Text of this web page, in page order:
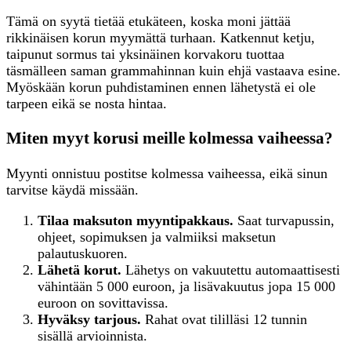
Tämä on syytä tietää etukäteen, koska moni jättää
rikkinäisen korun myymättä turhaan. Katkennut ketju,
taipunut sormus tai yksinäinen korvakoru tuottaa
täsmälleen saman grammahinnan kuin ehjä vastaava esine.
Myöskään korun puhdistaminen ennen lähetystä ei ole
tarpeen eikä se nosta hintaa.
Miten myyt korusi meille kolmessa vaiheessa?
Myynti onnistuu postitse kolmessa vaiheessa, eikä sinun
tarvitse käydä missään.
Tilaa maksuton myyntipakkaus. Saat turvapussin,
ohjeet, sopimuksen ja valmiiksi maksetun
palautuskuoren.
Lähetä korut. Lähetys on vakuutettu automaattisesti
vähintään 5 000 euroon, ja lisävakuutus jopa 15 000
euroon on sovittavissa.
Hyväksy tarjous. Rahat ovat tililläsi 12 tunnin
sisällä arvioinnista.